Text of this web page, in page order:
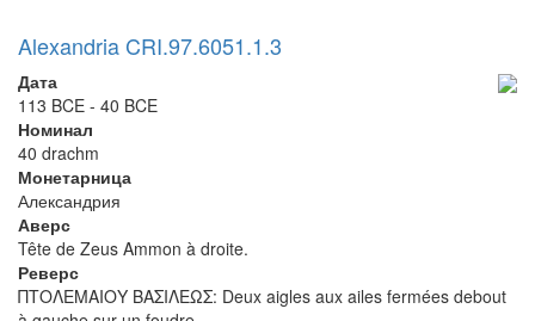
Alexandria CRI.97.6051.1.3
Дата
113 BCE - 40 BCE
Номинал
40 drachm
Монетарница
Александрия
Аверс
Tête de Zeus Ammon à droite.
Реверс
ΠΤΟΛΕΜΑΙΟΥ ΒΑΣΙΛΕΩΣ: Deux aigles aux ailes fermées debout